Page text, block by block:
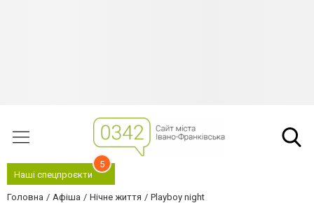
Наші спецпроєкти
5
Головна Афіша Нічне життя Playboy night